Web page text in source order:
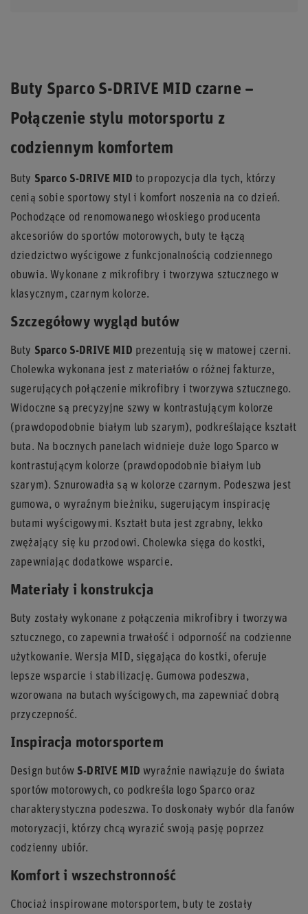
Buty Sparco S-DRIVE MID czarne –
Połączenie stylu motorsportu z
codziennym komfortem
Buty Sparco S-DRIVE MID to propozycja dla tych, którzy
cenią sobie sportowy styl i komfort noszenia na co dzień.
Pochodzące od renomowanego włoskiego producenta
akcesoriów do sportów motorowych, buty te łączą
dziedzictwo wyścigowe z funkcjonalnością codziennego
obuwia. Wykonane z mikrofibry i tworzywa sztucznego w
klasycznym, czarnym kolorze.
Szczegółowy wygląd butów
Buty Sparco S-DRIVE MID prezentują się w matowej czerni.
Cholewka wykonana jest z materiałów o różnej fakturze,
sugerujących połączenie mikrofibry i tworzywa sztucznego.
Widoczne są precyzyjne szwy w kontrastującym kolorze
(prawdopodobnie białym lub szarym), podkreślające kształt
buta. Na bocznych panelach widnieje duże logo Sparco w
kontrastującym kolorze (prawdopodobnie białym lub
szarym). Sznurowadła są w kolorze czarnym. Podeszwa jest
gumowa, o wyraźnym bieżniku, sugerującym inspirację
butami wyścigowymi. Kształt buta jest zgrabny, lekko
zwężający się ku przodowi. Cholewka sięga do kostki,
zapewniając dodatkowe wsparcie.
Materiały i konstrukcja
Buty zostały wykonane z połączenia mikrofibry i tworzywa
sztucznego, co zapewnia trwałość i odporność na codzienne
użytkowanie. Wersja MID, sięgająca do kostki, oferuje
lepsze wsparcie i stabilizację. Gumowa podeszwa,
wzorowana na butach wyścigowych, ma zapewniać dobrą
przyczepność.
Inspiracja motorsportem
Design butów S-DRIVE MID wyraźnie nawiązuje do świata
sportów motorowych, co podkreśla logo Sparco oraz
charakterystyczna podeszwa. To doskonały wybór dla fanów
motoryzacji, którzy chcą wyrazić swoją pasję poprzez
codzienny ubiór.
Komfort i wszechstronność
Chociaż inspirowane motorsportem, buty te zostały